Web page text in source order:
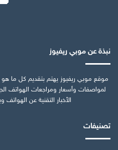
نبذة عن موبي ريفيوز
موقع موبي ريفيوز يهتم بتقديم كل ما
لمواصفات وأسعار ومراجعات الهواتف
الأخبار التقنية عن
تصنيفات